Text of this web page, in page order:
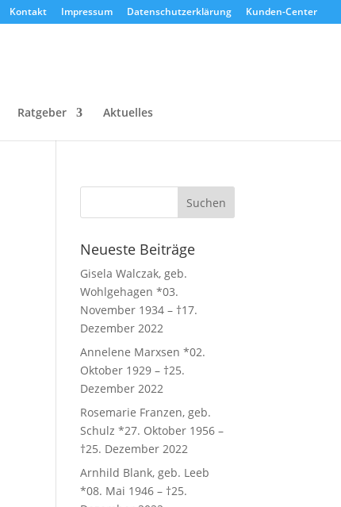
Kontakt Impressum Datenschutzerklärung Kunden-Center
Ratgeber Aktuelles
Neueste Beiträge
Gisela Walczak, geb.
Wohlgehagen *03.
November 1934 – †17.
Dezember 2022
Annelene Marxsen *02.
Oktober 1929 – †25.
Dezember 2022
Rosemarie Franzen, geb.
Schulz *27. Oktober 1956 –
†25. Dezember 2022
Arnhild Blank, geb. Leeb
*08. Mai 1946 – †25.